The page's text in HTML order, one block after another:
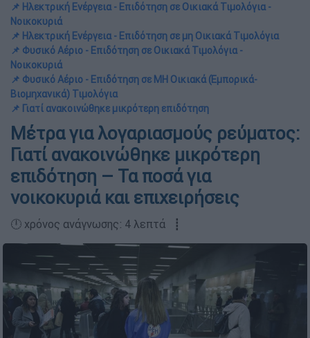
📌 Ηλεκτρική Ενέργεια - Επιδότηση σε Οικιακά Τιμολόγια -
Νοικοκυριά
📌 Ηλεκτρική Ενέργεια - Επιδότηση σε μη Οικιακά Τιμολόγια
📌 Φυσικό Αέριο - Επιδότηση σε Οικιακά Τιμολόγια -
Νοικοκυριά
📌 Φυσικό Αέριο - Επιδότηση σε ΜΗ Οικιακά (Εμπορικά-
Βιομηχανικά) Τιμολόγια
📌 Γιατί ανακοινώθηκε μικρότερη επιδότηση
Μέτρα για λογαριασμούς ρεύματος:
Γιατί ανακοινώθηκε μικρότερη
επιδότηση – Τα ποσά για
νοικοκυριά και επιχειρήσεις
🕛 χρόνος ανάγνωσης: 4 λεπτά ┋